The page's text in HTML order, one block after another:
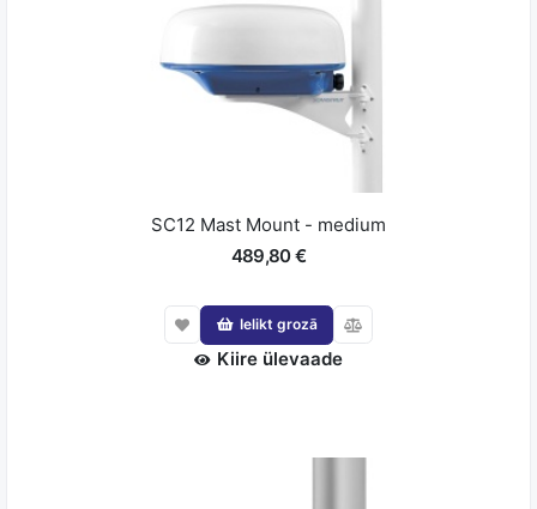
SC12 Mast Mount - medium
489,80 €
Ielikt grozā
Kiire ülevaade